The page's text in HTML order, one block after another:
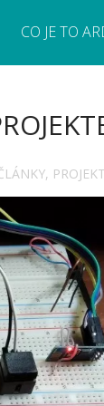
zábavnou
CO JE TO
,